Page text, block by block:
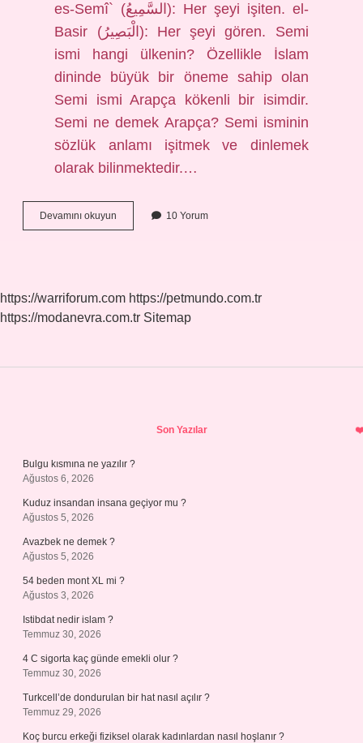
es-Semî` (السَّمِيعُ): Her şeyi işiten. el-
Basir (الْبَصِيرُ): Her şeyi gören. Semi
ismi hangi ülkenin? Özellikle İslam
dininde büyük bir öneme sahip olan
Semi ismi Arapça kökenli bir isimdir.
Semi ne demek Arapça? Semi isminin
sözlük anlamı işitmek ve dinlemek
olarak bilinmektedir.…
Devamını okuyun
Anlami
10 Yorum
https://warriforum.com https://petmundo.com.tr
https://modanevra.com.tr Sitemap
Son Yazılar
Bulgu kısmına ne yazılır ?
Ağustos 6, 2026
Kuduz insandan insana geçiyor mu ?
Ağustos 5, 2026
Avazbek ne demek ?
Ağustos 5, 2026
54 beden mont XL mi ?
Ağustos 3, 2026
Istibdat nedir islam ?
Temmuz 30, 2026
4 C sigorta kaç günde emekli olur ?
Temmuz 30, 2026
Turkcell’de dondurulan bir hat nasıl açılır ?
Temmuz 29, 2026
Koç burcu erkeği fiziksel olarak kadınlardan nasıl hoşlanır ?